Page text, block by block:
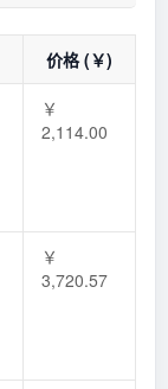
价格 (￥)
￥
2,114.00
￥
3,720.57